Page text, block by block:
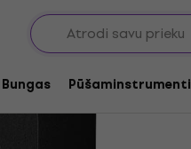
Bungas Pūšaminstrumenti
studijas monitori